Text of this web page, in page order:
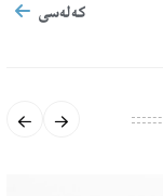
كەلەسى